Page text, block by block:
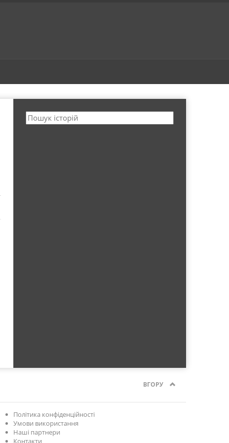
ВГОРУ
Політика конфіденційності
Умови використання
Наші партнери
Контакти